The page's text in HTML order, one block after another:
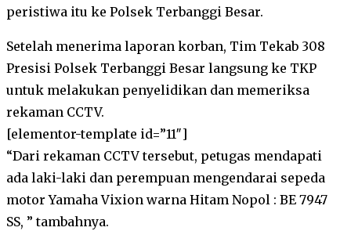
peristiwa itu ke Polsek Terbanggi Besar.
Setelah menerima laporan korban, Tim Tekab 308
Presisi Polsek Terbanggi Besar langsung ke TKP
untuk melakukan penyelidikan dan memeriksa
rekaman CCTV.
[elementor-template id=”11″]
“Dari rekaman CCTV tersebut, petugas mendapati
ada laki-laki dan perempuan mengendarai sepeda
motor Yamaha Vixion warna Hitam Nopol : BE 7947
SS, ” tambahnya.